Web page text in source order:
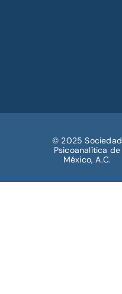
© 2025 Sociedad
Psicoanalítica de
México, A.C.